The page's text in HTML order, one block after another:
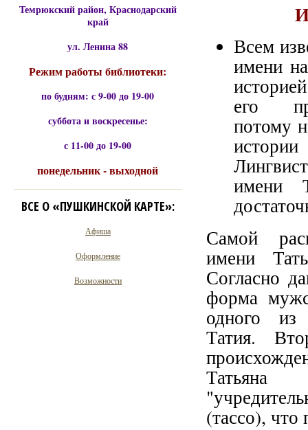
Всем
имени
историей
его
потому
имени
Самой
имени
Согласно
форма
одного
Татия.
Татьяна
(тассо), что
Темрюкский район, Краснодарский
край
ул. Ленина 88
Режим работы библиотеки:
по будням: с 9-00 до 19-00
суббота и воскресенье:
с 11-00 до 19-00
понедельник - выходной
ВСЕ О «ПУШКИНСКОЙ КАРТЕ»:
Афиша
Оформление
Возможности